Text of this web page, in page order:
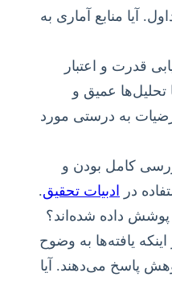
آیا منابع آماری به
قدرت و اعتبار
تحلیل‌ها عمیق و
به درستی مورد
کامل بودن و
در ادبیات تحقیق.
پوشش داده شده‌اند؟
اینکه یافته‌ها به وضوح
پاسخ می‌دهند. آیا